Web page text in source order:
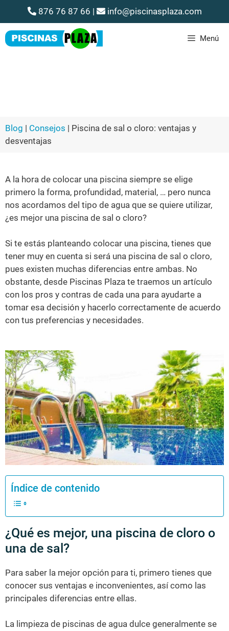
876 76 87 66 | info@piscinasplaza.com
Menú
Blog | Consejos | Piscina de sal o cloro: ventajas y
desventajas
A la hora de colocar una piscina siempre se elige
primero la forma, profundidad, material, … pero nunca
nos acordamos del tipo de agua que se quiere utilizar,
¿es mejor una piscina de sal o cloro?
Si te estás planteando colocar una piscina, tienes que
tener muy en cuenta si será una piscina de sal o cloro,
pues existen muchas diferencias entre ambas. No
obstante, desde Piscinas Plaza te traemos un artículo
con los pros y contras de cada una para ayudarte a
tomar esa decisión y hacerlo correctamente de acuerdo
con tus preferencias y necesidades.
Índice de contenido
¿Qué es mejor, una piscina de cloro o
una de sal?
Para saber la mejor opción para ti, primero tienes que
conocer sus ventajas e inconvenientes, así como las
principales diferencias entre ellas.
La limpieza de piscinas de agua dulce generalmente se